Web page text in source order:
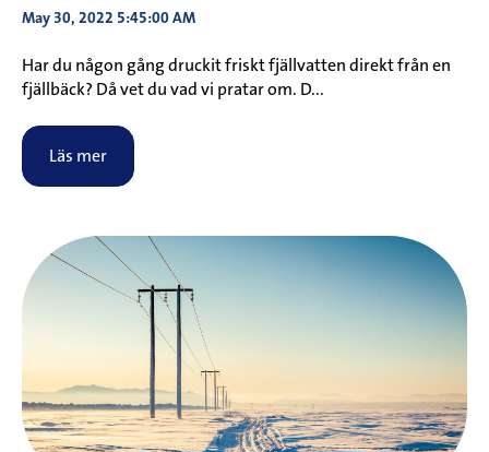
May 30, 2022 5:45:00 AM
Har du någon gång druckit friskt fjällvatten direkt från en
fjällbäck? Då vet du vad vi pratar om. D...
Läs mer